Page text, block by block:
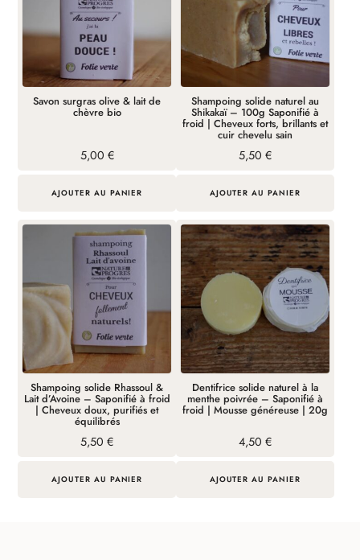
Savon surgras olive & lait de
chèvre bio
5,00 €
AJOUTER AU PANIER
Shampoing solide naturel au
Shikakaï – 100g Saponifié à
froid | Cheveux forts, brillants et
cuir chevelu sain
5,50 €
AJOUTER AU PANIER
Shampoing solide Rhassoul &
Lait d’Avoine – Saponifié à froid
| Cheveux doux, purifiés et
équilibrés
5,50€
AJOUTER AU PANIER
Dentifrice solide naturel à la
menthe poivrée – Saponifié à
froid | Mousse généreuse | 20g
4,50 €
AJOUTER AU PANIER